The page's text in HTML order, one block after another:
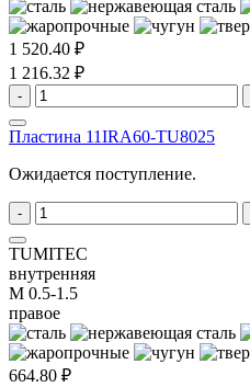
1 520.40 ₽
1 216.32 ₽
-
Пластина 11IRA60-TU8025
Ожидается поступление.
-
TUMITEC
внутренняя
M 0.5-1.5
правое
664.80 ₽